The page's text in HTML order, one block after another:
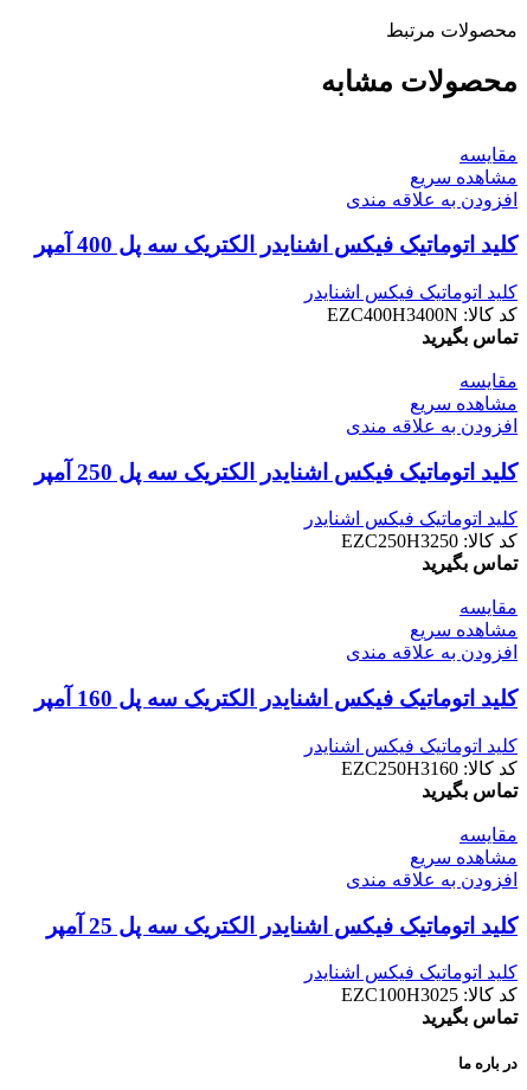
محصولات مرتبط
محصولات مشابه
مقایسه
مشاهده سریع
افزودن به علاقه مندی
کليد اتوماتيک فیکس اشنایدر الکتریک سه پل 400 آمپر
کلید اتوماتیک فیکس اشنایدر
کد کالا: EZC400H3400N
تماس بگیرید
مقایسه
مشاهده سریع
افزودن به علاقه مندی
کليد اتوماتيک فیکس اشنایدر الکتریک سه پل 250 آمپر
کلید اتوماتیک فیکس اشنایدر
کد کالا: EZC250H3250
تماس بگیرید
مقایسه
مشاهده سریع
افزودن به علاقه مندی
کليد اتوماتيک فیکس اشنایدر الکتریک سه پل 160 آمپر
کلید اتوماتیک فیکس اشنایدر
کد کالا: EZC250H3160
تماس بگیرید
مقایسه
مشاهده سریع
افزودن به علاقه مندی
کليد اتوماتيک فیکس اشنایدر الکتریک سه پل 25 آمپر
کلید اتوماتیک فیکس اشنایدر
کد کالا: EZC100H3025
تماس بگیرید
در باره ما